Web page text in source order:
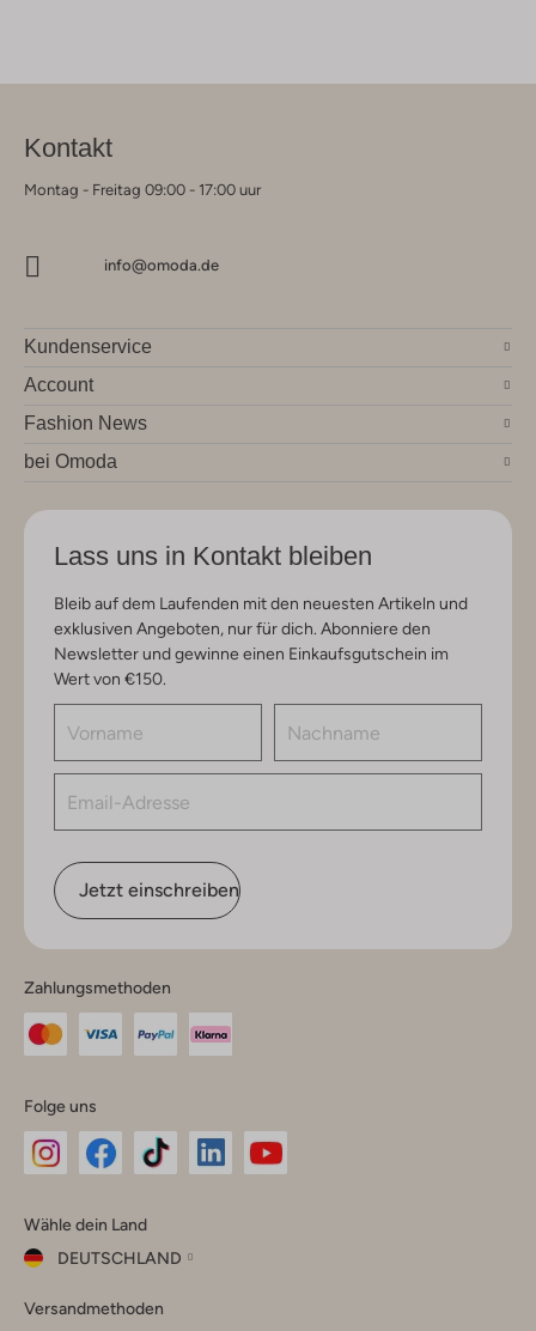
Kontakt
Montag - Freitag 09:00 - 17:00 uur
info@omoda.de
Kundenservice
Account
Fashion News
bei Omoda
Lass uns in Kontakt bleiben
Bleib auf dem Laufenden mit den neuesten Artikeln und
exklusiven Angeboten, nur für dich. Abonniere den
Newsletter und gewinne einen Einkaufsgutschein im
Wert von €150.
Jetzt einschreiben
Zahlungsmethoden
Folge uns
Instagram
Facebook
TikTok
Wähle dein Land
DEUTSCHLAND
dein
Versandmethoden